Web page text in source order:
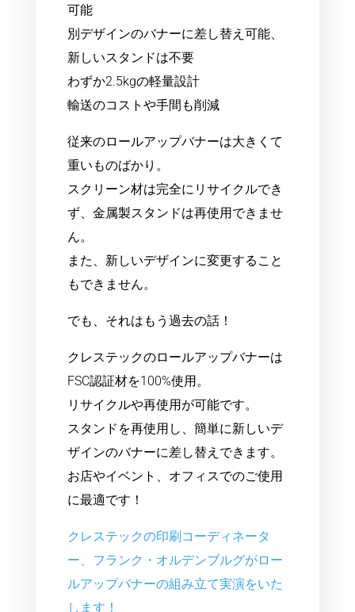
可能
別デザインのバナーに差し替え可能、
新しいスタンドは不要
わずか2.5kgの軽量設計
輸送のコストや手間も削減
従来のロールアップバナーは大きくて
重いものばかり。
スクリーン材は完全にリサイクルでき
ず、金属製スタンドは再使用できませ
ん。
また、新しいデザインに変更すること
もできません。
でも、それはもう過去の話！
クレステックのロールアップバナーは
FSC認証材を100%使用。
リサイクルや再使用が可能です。
スタンドを再使用し、簡単に新しいデ
ザインのバナーに差し替えできます。
お店やイベント、オフィスでのご使用
に最適です！
クレステックの印刷コーディネータ
ー、フランク・オルデンブルグがロー
ルアップバナーの組み立て実演をいた
します！